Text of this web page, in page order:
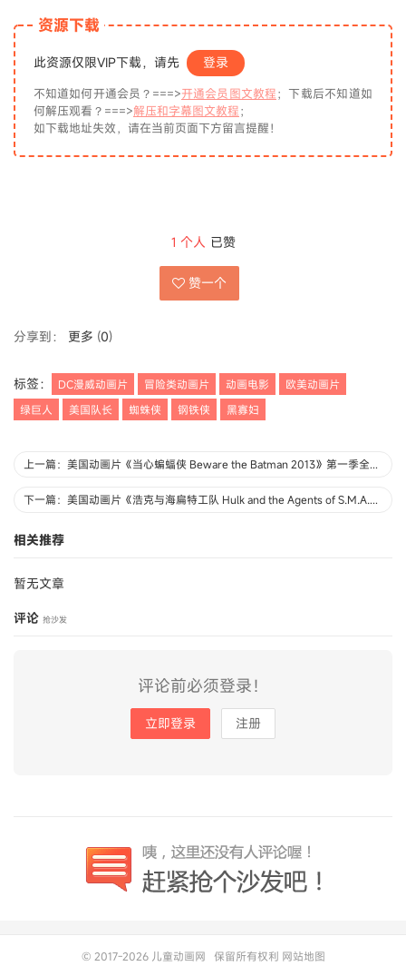
资源下载
此资源仅限VIP下载，请先 登录
不知道如何开通会员？===>开通会员图文教程；下载后不知道如
何解压观看？===>解压和字幕图文教程；
如下载地址失效，请在当前页面下方留言提醒！
1 个人 已赞
赞一个
分享到： 更多 (0)
标签： DC漫威动画片 冒险类动画片 动画电影
欧美动画片
绿巨人
美国队长 蜘蛛侠 钢铁侠 黑寡妇
上一篇：美国动画片《当心蝙蝠侠 Beware the Batman 2013》第一季全26集 英语中字 720P/MP4/6.08G 蝙蝠侠系列动画片下载
下一篇：美国动画片《浩克与海扁特工队 Hulk and the Agents of S.M.A.S.H 2013》第一季全26集 英语中英双字 高清/MP4/7.83G 绿巨人系列动画片下载
相关推荐
暂无文章
评论 抢沙发
评论前必须登录！
立即登录 注册
© 2017-2026 儿童动画网 保留所有权利 网站地图